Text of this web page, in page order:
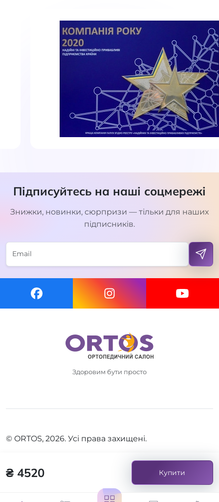
₴ 4520 Купити
Підписуйтесь на наші соцмережі
Знижки, новинки, сюрпризи — тільки для наших
підписників.
Здоровим бути просто
© ORTOS, 2026. Усі права захищені.